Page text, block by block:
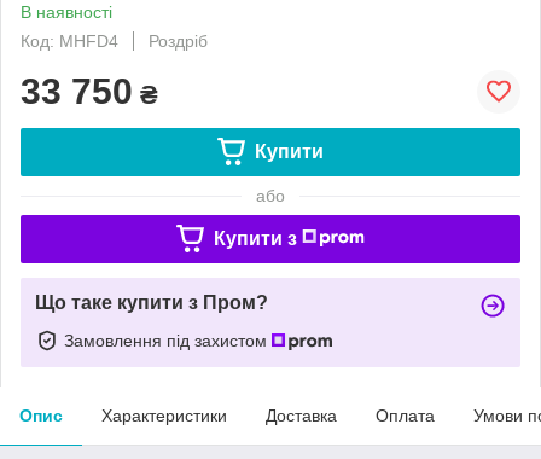
В наявності
Код: MHFD4
Роздріб
33 750 ₴
Купити
або
Купити з
Що таке купити з Пром?
Замовлення під захистом
Опис Характеристики Доставка Оплата Умови